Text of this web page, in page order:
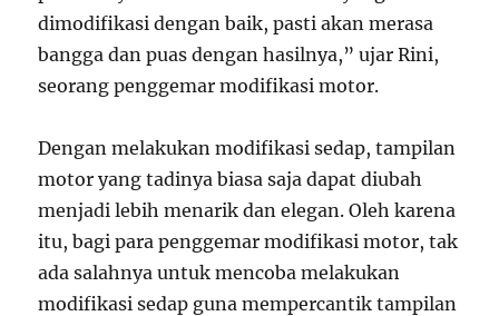
dimodifikasi dengan baik, pasti akan merasa
bangga dan puas dengan hasilnya,” ujar Rini,
seorang penggemar modifikasi motor.
Dengan melakukan modifikasi sedap, tampilan
motor yang tadinya biasa saja dapat diubah
menjadi lebih menarik dan elegan. Oleh karena
itu, bagi para penggemar modifikasi motor, tak
ada salahnya untuk mencoba melakukan
modifikasi sedap guna mempercantik tampilan